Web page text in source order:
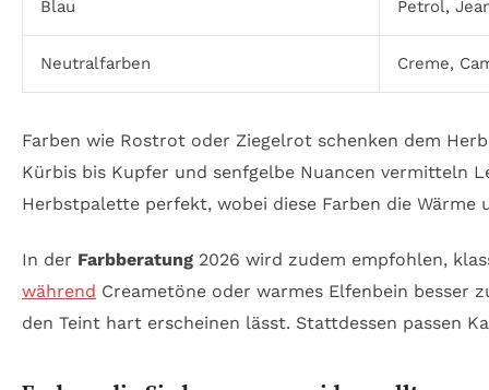
Blau Petrol,
Neutralfarben Creme,
Farben wie Rostrot oder Ziegelrot schenken dem
Kürbis bis Kupfer und senfgelbe Nuancen vermitteln
Herbstpalette perfekt, wobei diese Farben die
In der Farbberatung 2026 wird zudem empfohlen,
während Creametöne oder warmes Elfenbein besser
den Teint hart erscheinen lässt. Stattdessen passen